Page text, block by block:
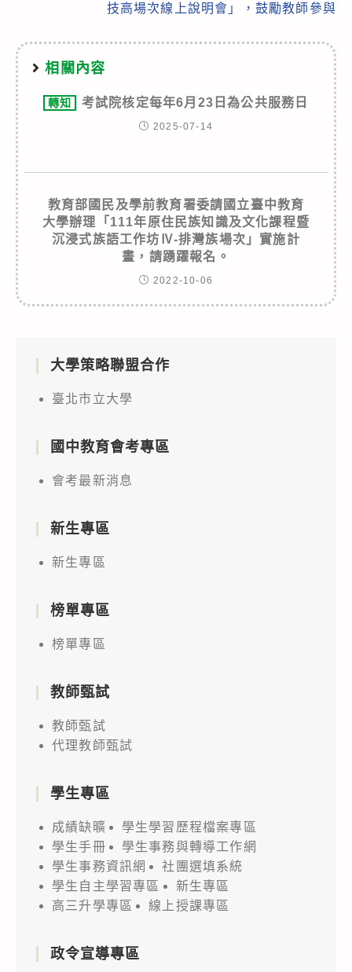
技高場次線上說明會」，鼓勵教師參與
相關內容
轉知 考試院核定每年6月23日為公共服務日
2025-07-14
教育部國民及學前教育署委請國立臺中教育
大學辦理「111年原住民族知識及文化課程暨
沉浸式族語工作坊Ⅳ-排灣族場次」實施計
畫，請踴躍報名。
2022-10-06
大學策略聯盟合作
臺北市立大學
國中教育會考專區
會考最新消息
新生專區
新生專區
榜單專區
榜單專區
教師甄試
教師甄試
代理教師甄試
學生專區
成績缺曠
學生學習歷程檔案專區
學生手冊
學生事務與轉導工作網
學生事務資訊網
社團選填系統
學生自主學習專區
新生專區
高三升學專區
線上授課專區
政令宣導專區